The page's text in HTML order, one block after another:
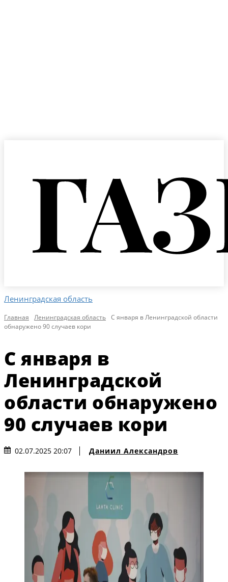
Ленинградская область
Главная Ленинградская область С января в Ленинградской области
обнаружено 90 случаев кори
С января в
Ленинградской
области обнаружено
90 случаев кори
02.07.2025 20:07 Даниил Александров